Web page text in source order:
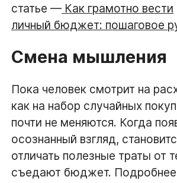
статье — Как грамотно вести
личный бюджет: пошаговое
Смена мышления
Пока человек смотрит на
как на набор случайных
почти не меняются. Когда
осознанный взгляд,
отличать полезные траты от
съедают бюджет.